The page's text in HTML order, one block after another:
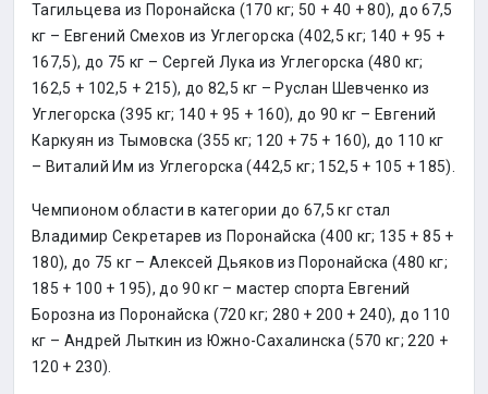
Тагильцева из Поронайска (170 кг; 50 + 40 + 80), до 67,5
кг – Евгений Смехов из Углегорска (402,5 кг; 140 + 95 +
167,5), до 75 кг – Сергей Лука из Углегорска (480 кг;
162,5 + 102,5 + 215), до 82,5 кг – Руслан Шевченко из
Углегорска (395 кг; 140 + 95 + 160), до 90 кг – Евгений
Каркуян из Тымовска (355 кг; 120 + 75 + 160), до 110 кг
– Виталий Им из Углегорска (442,5 кг; 152,5 + 105 + 185).
Чемпионом области в категории до 67,5 кг стал
Владимир Секретарев из Поронайска (400 кг; 135 + 85 +
180), до 75 кг – Алексей Дьяков из Поронайска (480 кг;
185 + 100 + 195), до 90 кг – мастер спорта Евгений
Борозна из Поронайска (720 кг; 280 + 200 + 240), до 110
кг – Андрей Лыткин из Южно-Сахалинска (570 кг; 220 +
120 + 230).